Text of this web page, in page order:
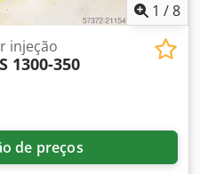
1 /8
injeção
1300-350
de preços